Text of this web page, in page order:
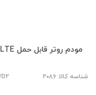
مودم روتر قابل حمل 4G LTE دی لینک مدل DWR-932/D2
شناسه کالا: 2086